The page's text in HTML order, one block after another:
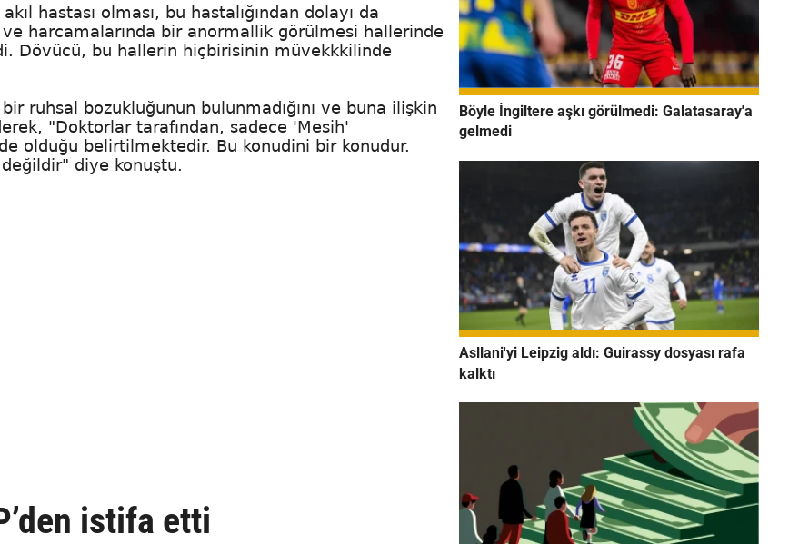
hastası olması, bu hastalığından dolayı da
ve harcamalarında bir anormallik görülmesi hallerinde
Dövücü, bu hallerin hiçbirisinin müvekkkilinde
ruhsal bozukluğunun bulunmadığını ve buna ilişkin
"Doktorlar tarafından, sadece 'Mesih'
olduğu belirtilmektedir. Bu konudini bir konudur.
diye konuştu.
istifa etti
Böyle İngiltere aşkı görülmedi: Galatasaray'a
gelmedi
Asllani'yi Leipzig aldı: Guirassy dosyası rafa
kalktı